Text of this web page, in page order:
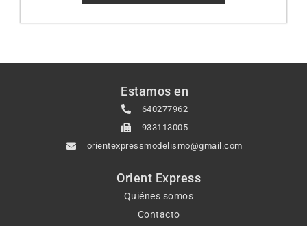
Estamos en
640277962
933113005
orientexpressmodelismo@gmail.com
Orient Express
Quiénes somos
Contacto